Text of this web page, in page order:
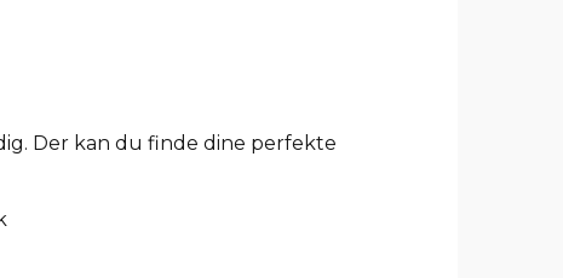
Der kan du finde dine perfekte